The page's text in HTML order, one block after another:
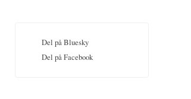
Del på Bluesky
Del på Facebook